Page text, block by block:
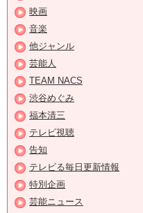
映画
音楽
他ジャンル
芸能人
TEAM NACS
渋谷めぐみ
福本清三
テレビ視聴
告知
テレビる毎日更新情報
特別企画
芸能ニュース